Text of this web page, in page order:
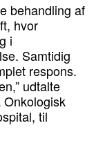
behandling af
hvor
i
Samtidig
respons.
udtalte
til